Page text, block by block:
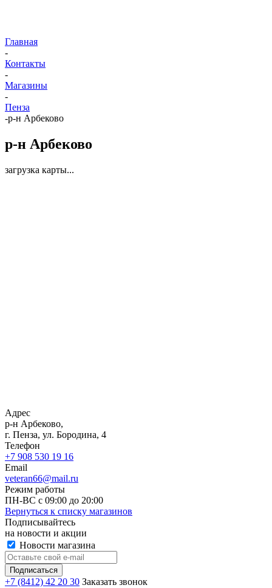
Главная
-
Контакты
-
Магазины
-
Пенза
-р-н Арбеково
р-н Арбеково
загрузка карты...
Адрес
р-н Арбеково,
г. Пенза, ул. Бородина, 4
Телефон
+7 908 530 19 16
Email
veteran66@mail.ru
Режим работы
ПН-ВС с 09:00 до 20:00
Вернуться к списку магазинов
Подписывайтесь
на новости и акции
Новости магазина
+7 (8412) 42 20 30 Заказать звонок